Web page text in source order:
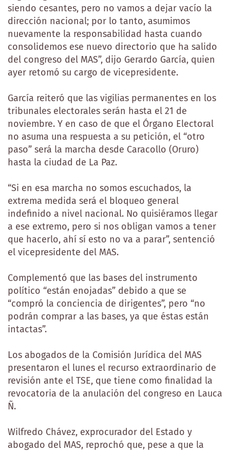
siendo cesantes, pero no vamos a dejar vacío la
dirección nacional; por lo tanto, asumimos
nuevamente la responsabilidad hasta cuando
consolidemos ese nuevo directorio que ha salido
del congreso del MAS”, dijo Gerardo García, quien
ayer retomó su cargo de vicepresidente.
García reiteró que las vigilias permanentes en los
tribunales electorales serán hasta el 21 de
noviembre. Y en caso de que el Órgano Electoral
no asuma una respuesta a su petición, el “otro
paso” será la marcha desde Caracollo (Oruro)
hasta la ciudad de La Paz.
“Si en esa marcha no somos escuchados, la
extrema medida será el bloqueo general
indefinido a nivel nacional. No quisiéramos llegar
a ese extremo, pero si nos obligan vamos a tener
que hacerlo, ahí sí esto no va a parar”, sentenció
el vicepresidente del MAS.
Complementó que las bases del instrumento
político “están enojadas” debido a que se
“compró la conciencia de dirigentes”, pero “no
podrán comprar a las bases, ya que éstas están
intactas”.
Los abogados de la Comisión Jurídica del MAS
presentaron el lunes el recurso extraordinario de
revisión ante el TSE, que tiene como finalidad la
revocatoria de la anulación del congreso en Lauca
Ñ.
Wilfredo Chávez, exprocurador del Estado y
abogado del MAS, reprochó que, pese a que la